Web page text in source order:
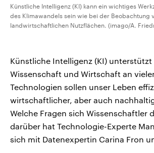
Künstliche Intelligenz (KI) kann ein wichtiges
des Klimawandels sein wie bei der Beobachtung
landwirtschaftlichen Nutzflächen. (imago/A.
Künstliche Intelligenz (KI) unterstützt
Wissenschaft und Wirtschaft an
Technologien sollen unser Leben
wirtschaftlicher, aber auch
Welche Fragen sich Wissenschaftler
darüber hat Technologie-Experte
sich mit Datenexpertin Carina Fron